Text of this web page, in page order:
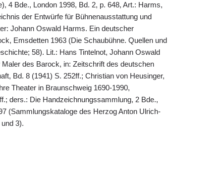
4 Bde., London 1998, Bd. 2, p. 648, Art.: Harms,
der Entwürfe für Bühnenausstattung und
Johann Oswald Harms. Ein deutscher
Emsdetten 1963 (Die Schaubühne. Quellen und
58). Lit.: Hans Tintelnot, Johann Oswald
des Barock, in: Zeitschrift des deutschen
Bd. 8 (1941) S. 252ff.; Christian von Heusinger,
Theater in Braunschweig 1690-1990,
ders.: Die Handzeichnungssammlung, 2 Bde.,
(Sammlungskataloge des Herzog Anton Ulrich-
3).